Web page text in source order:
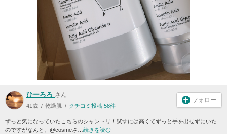
ひーろろ さん
41歳 乾燥肌 クチコミ投稿 58件
フォロー
ずっと気になっていたこちらのシャントリ！試すには高くてずっと手を出せずにいた
のですがなんと、@cosmeさ… 続きを読む